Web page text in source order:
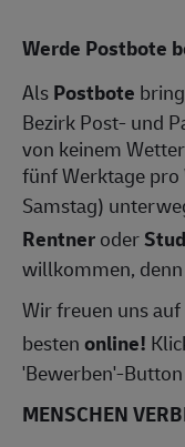
Werde Postbote
AlsPostbote
Bezirk Post- und
von keinem
fünf Werktage pro
Samstag)
Rentneroder
willkommen,
Wir freuen uns
bestenonline!
'Bewerben'-
MENSCHEN